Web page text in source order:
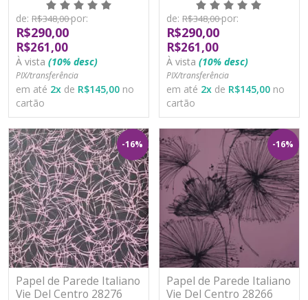
de: R$348,00por:
R$290,00
R$261,00
À vista (10% desc)
PIX/transferência
em até 2x de R$145,00 no
cartão
de: R$348,00por:
R$290,00
R$261,00
À vista (10% desc)
PIX/transferência
em até 2x de R$145,00 no
cartão
-16%
Papel de Parede Italiano
Vie Del Centro 28276
-16%
Papel de Parede Italiano
Vie Del Centro 28266